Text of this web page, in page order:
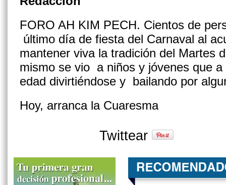
FORO AH KIM PECH. Cientos de
último día de fiesta del Carnaval al
mantener viva la tradición del Martes
mismo se vio a niños y jóvenes que
edad divirtiéndose y bailando por
Hoy, arranca la Cuaresma
Twittear